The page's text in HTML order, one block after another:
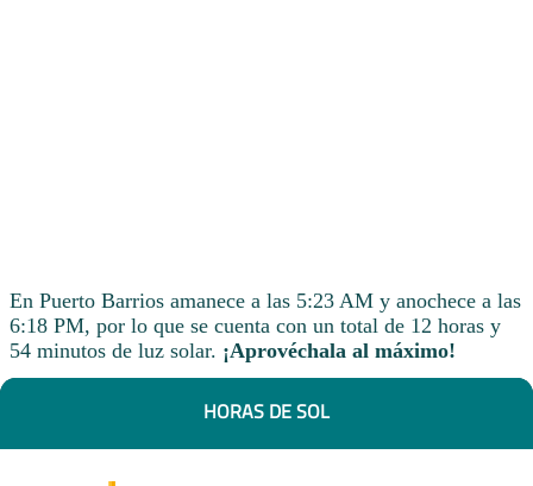
En Puerto Barrios amanece a las 5:23 AM y anochece a las
6:18 PM, por lo que se cuenta con un total de 12 horas y
54 minutos de luz solar. ¡Aprovéchala al máximo!
HORAS DE SOL